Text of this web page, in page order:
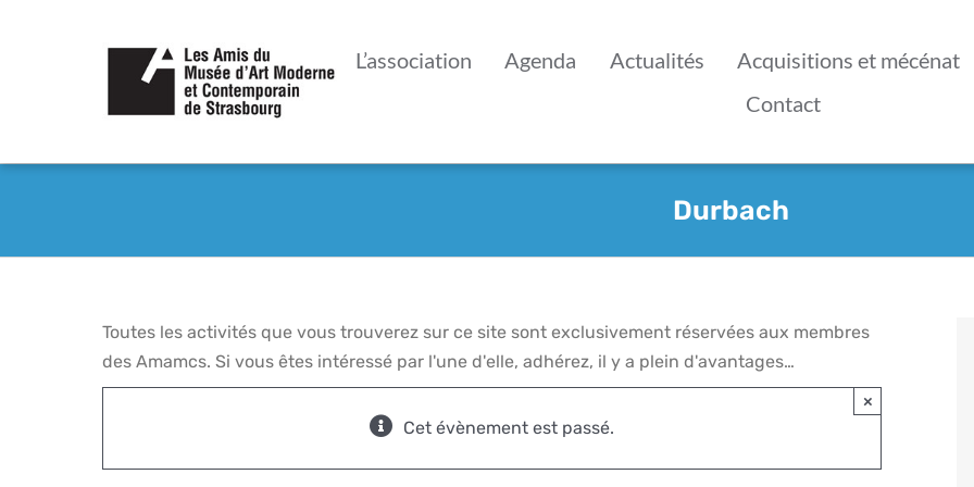
L’association Agenda Actualités
Acquisitions et mécénat
Contact
Durbach
Toutes les activités que vous trouverez sur ce site sont exclusivement réservées aux membres
des Amamcs. Si vous êtes intéressé par l'une d'elle, adhérez, il y a plein d'avantages…
Cet évènement est passé.
×